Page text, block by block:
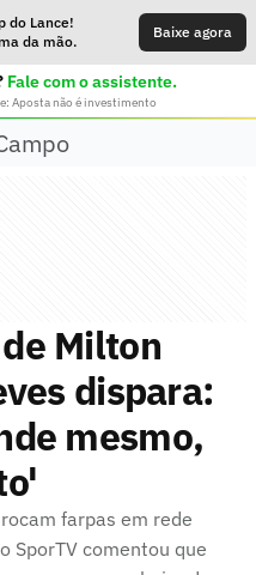
do Lance!
da mão.
Baixe agora
Fale com o assistente.
Aposta não é investimento
Milton
dispara:
mesmo,
farpas em rede
SporTV comentou que